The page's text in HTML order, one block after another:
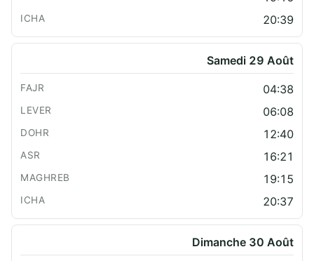
20:39
Samedi 29 Août
04:38
06:08
12:40
16:21
19:15
20:37
Dimanche 30 Août